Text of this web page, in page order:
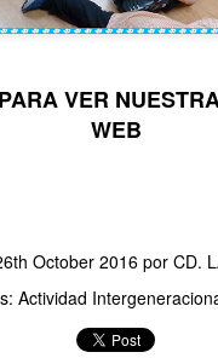
VER
WEB
October 2016por CD.
Actividad